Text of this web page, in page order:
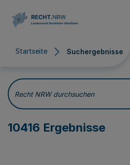
Startseite Suchergebnisse
Suchergebnisse
Recht NRW durchsuchen
10416 Ergebnisse